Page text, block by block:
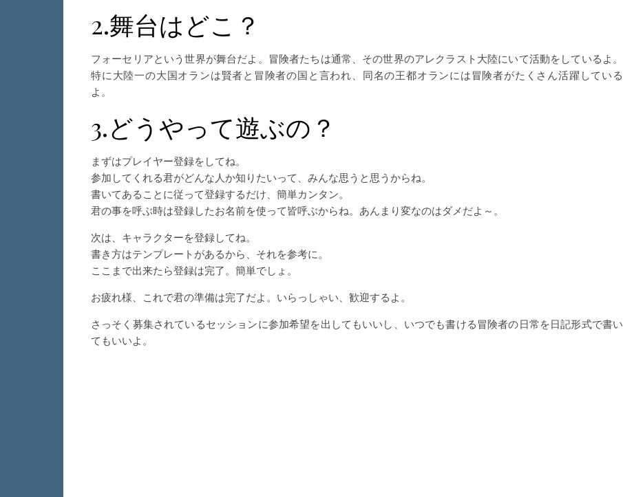
2.舞台はどこ？
フォーセリアという世界が舞台だよ。冒険者たちは通常、その世界のアレクラスト大陸にいて活動をしているよ。
特に大陸一の大国オランは賢者と冒険者の国と言われ、同名の王都オランには冒険者がたくさん活躍している
よ。
3.どうやって遊ぶの？
まずはプレイヤー登録をしてね。
参加してくれる君がどんな人か知りたいって、みんな思うと思うからね。
書いてあることに従って登録するだけ、簡単カンタン。
君の事を呼ぶ時は登録したお名前を使って皆呼ぶからね。あんまり変なのはダメだよ～。
次は、キャラクターを登録してね。
書き方はテンプレートがあるから、それを参考に。
ここまで出来たら登録は完了。簡単でしょ。
お疲れ様、これで君の準備は完了だよ。いらっしゃい、歓迎するよ。
さっそく募集されているセッションに参加希望を出してもいいし、いつでも書ける冒険者の日常を日記形式で書い
てもいいよ。